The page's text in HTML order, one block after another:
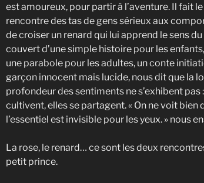
est amoureux, pour partir à l’aventure. Il fait
rencontre des tas de gens sérieux aux
de croiser un renard qui lui apprend le sens
couvert d’une simple histoire pour les
une parabole pour les adultes, un conte
garçon innocent mais lucide, nous dit que la
profondeur des sentiments ne s’exhibent pas
cultivent, elles se partagent. « On ne voit bien
l’essentiel est invisible pour les yeux. » nous
La rose, le renard… ce sont les deux
petit prince.